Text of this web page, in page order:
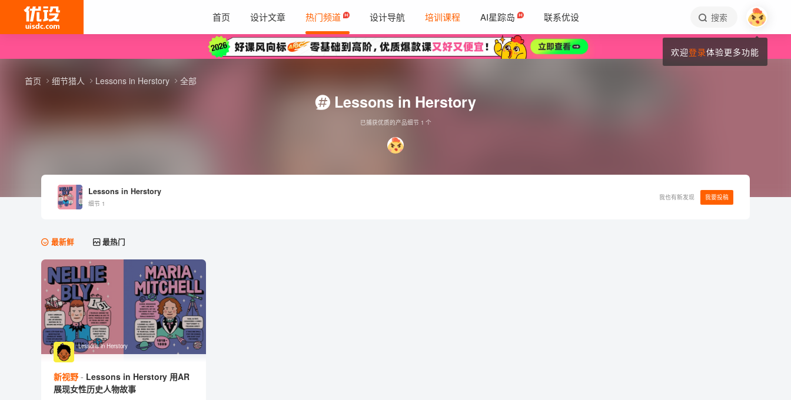
首页 设计文章 热门频道 设计导航 培训课程 AI星踪岛 联系优设 搜索
Lessons in Herstory
已捕获优质的产品细节 1 个
首页 细节猎人 Lessons in Herstory 全部
Lessons in Herstory
细节 1
我也有新发现 我要投稿
最新鲜 最热门
Lessons in Herstory
新视野
Lessons in Herstory 用AR
展现女性历史人物故事
欢迎登录体验更多功能